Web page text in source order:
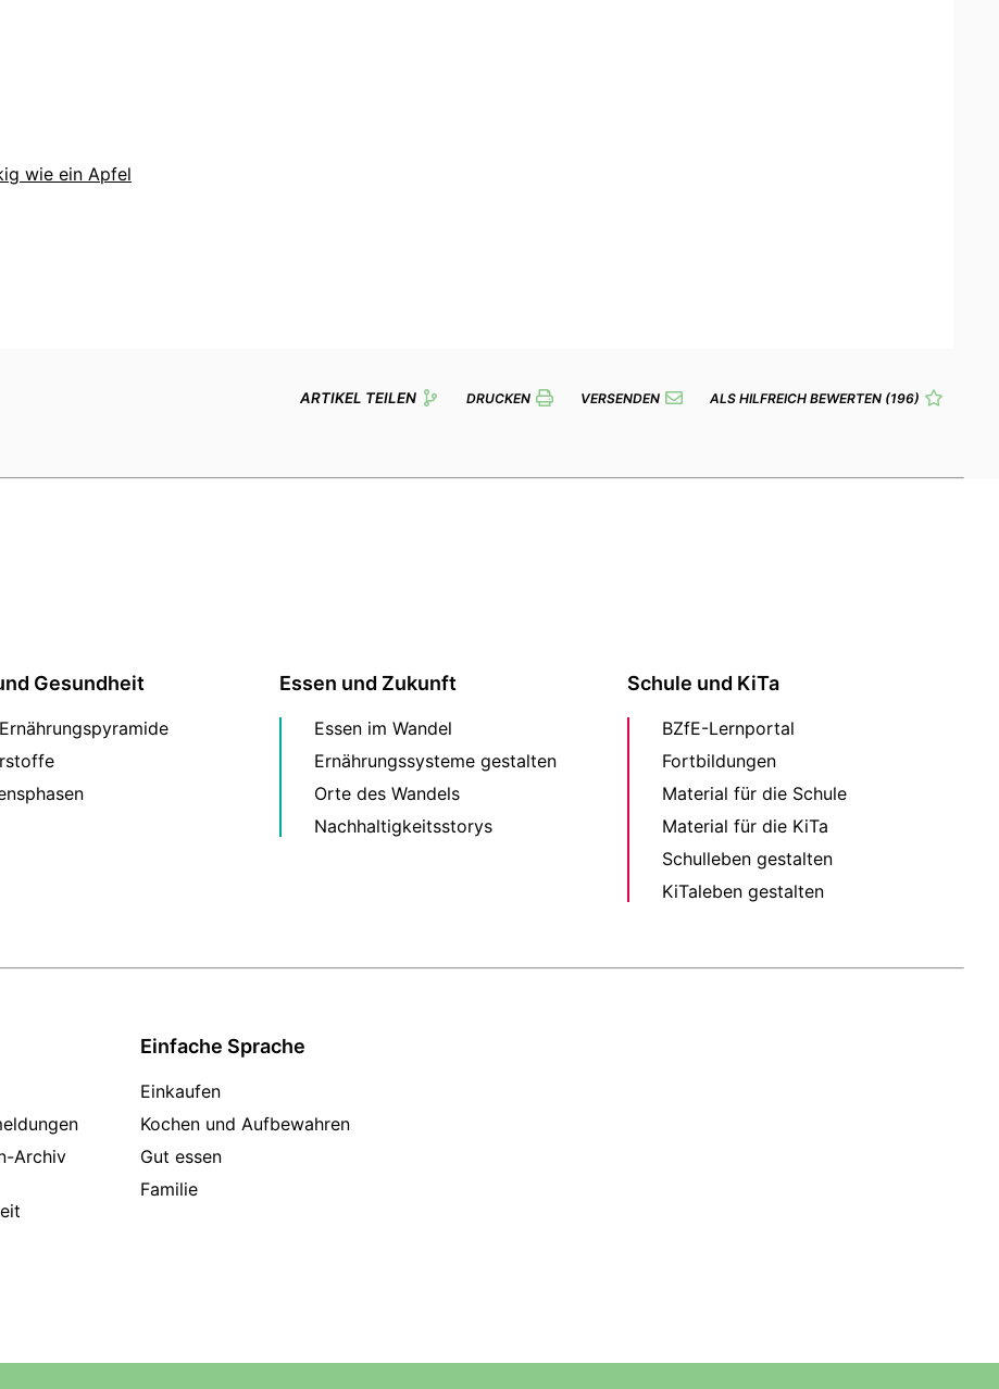
wie ein Apfel
ARTIKEL TEILEN DRUCKEN VERSENDEN ALS HILFREICH BEWERTEN (196)
Gesundheit Essen und Zukunft
Essen im Wandel
Ernährungssysteme gestalten
Orte des Wandels
Nachhaltigkeitsstorys
Schule und KiTa
BZfE-Lernportal
Fortbildungen
Material für die Schule
Material für die KiTa
Schulleben gestalten
KiTaleben gestalten
Archiv
Einfache Sprache
Einkaufen
Kochen und Aufbewahren
Gut essen
Familie